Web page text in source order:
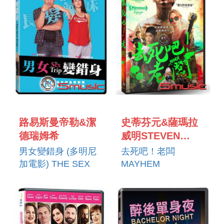
路易斯曼帝勒&潔
德瑞姆希
男女變錯身 (多明尼
加電影) THE SEX
史蒂芬元&薩瑪拉
威明STEVEN
YEUN & SAMARA
WEAVING
去死吧！老闆
MAYHEM